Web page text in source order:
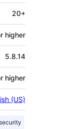
20+
higher
5.8.14
higher
(US)